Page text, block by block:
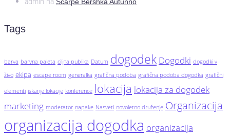
Scarpe Bershka Autunno
Tags
barva barvna paleta ciljna publika Datum dogodek Dogodki dogodki v
živo ekipa escape room generalka grafična podoba grafična podoba dogodka grafični
elementi iskanje lokacije konference lokacija lokacija za dogodek
marketing moderator napake Nasveti novoletno druženje Organizacija
organizacija dogodka organizacija